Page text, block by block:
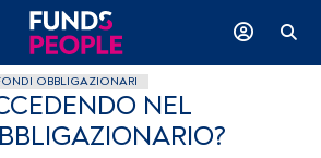
OBBLIGAZIONARI
NEL